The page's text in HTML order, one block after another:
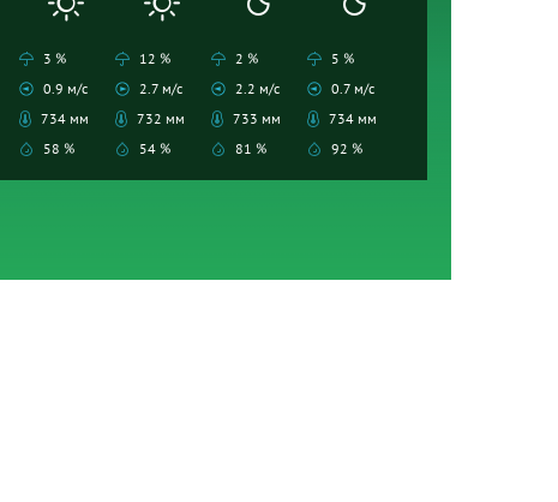
3 %
0.9 м/с
734 мм
58 %
12 %
2.7 м/с
732 мм
54 %
2 %
2.2 м/с
733 мм
81 %
5 %
0.7 м/с
734 мм
92 %